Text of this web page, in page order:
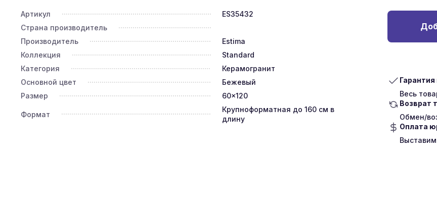
Гарантия
Весь
Возврат
Обмен/
Оплата
Артикул
ES35432
Страна производитель
Производитель
Estima
Коллекция
Standard
Категория
Керамогранит
Основной цвет
Бежевый
Размер
60x120
Формат
Крупноформатная до 160 см в
длину